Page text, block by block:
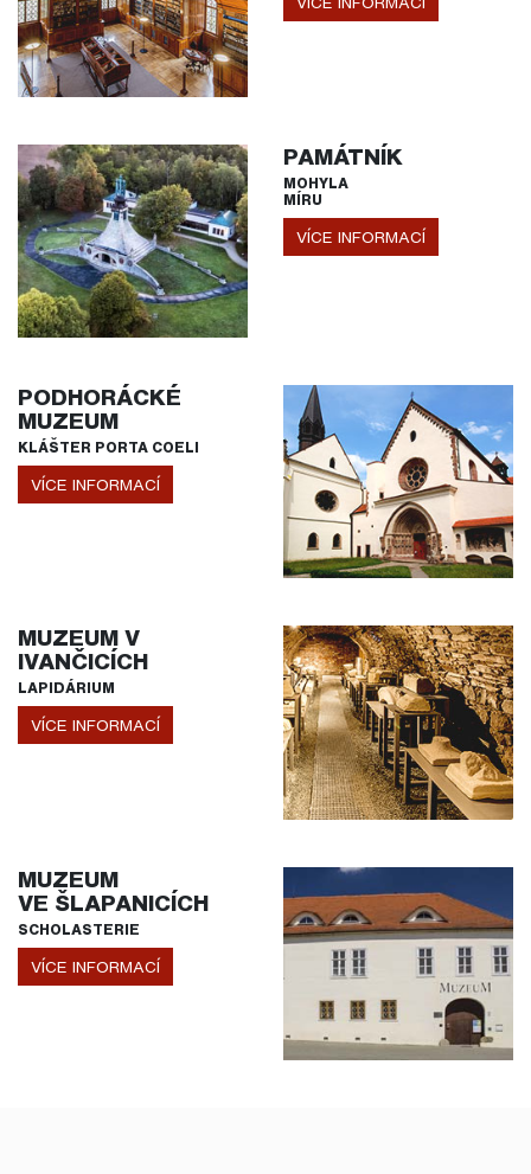
PAMÁTNÍK
MOHYLA
MÍRU
VÍCE INFORMACÍ
PODHORÁCKÉ
MUZEUM
KLÁŠTER PORTA COELI
VÍCE INFORMACÍ
MUZEUM V
IVANČICÍCH
LAPIDÁRIUM
VÍCE INFORMACÍ
MUZEUM
VE ŠLAPANICÍCH
SCHOLASTERIE
VÍCE INFORMACÍ